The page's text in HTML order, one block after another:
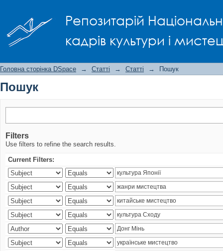
Репозитарій
кадрів культури і
Головна сторінка DSpace → Статті → Статті → Пошук
Пошук
Filters
Use filters to refine the search results.
Current Filters: